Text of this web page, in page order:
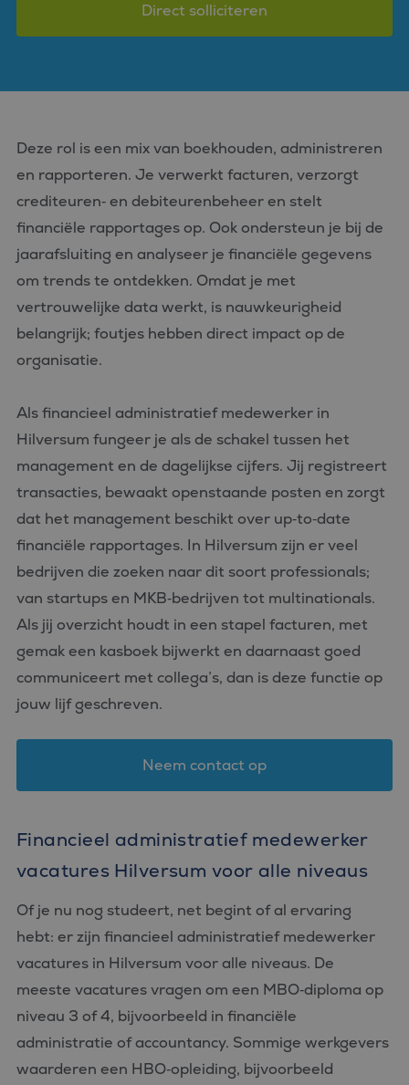
Direct solliciteren
Deze rol is een mix van boekhouden, administreren
en rapporteren. Je verwerkt facturen, verzorgt
crediteuren‑ en debiteurenbeheer en stelt
financiële rapportages op. Ook ondersteun je bij de
jaarafsluiting en analyseer je financiële gegevens
om trends te ontdekken. Omdat je met
vertrouwelijke data werkt, is nauwkeurigheid
belangrijk; foutjes hebben direct impact op de
organisatie.
Als financieel administratief medewerker in
Hilversum fungeer je als de schakel tussen het
management en de dagelijkse cijfers. Jij registreert
transacties, bewaakt openstaande posten en zorgt
dat het management beschikt over up‑to‑date
financiële rapportages. In Hilversum zijn er veel
bedrijven die zoeken naar dit soort professionals;
van startups en MKB‑bedrijven tot multinationals.
Als jij overzicht houdt in een stapel facturen, met
gemak een kasboek bijwerkt en daarnaast goed
communiceert met collega’s, dan is deze functie op
jouw lijf geschreven.
Neem contact op
Financieel administratief medewerker
vacatures Hilversum voor alle niveaus
Of je nu nog studeert, net begint of al ervaring
hebt: er zijn financieel administratief medewerker
vacatures in Hilversum voor alle niveaus. De
meeste vacatures vragen om een MBO‑diploma op
niveau 3 of 4, bijvoorbeeld in financiële
administratie of accountancy. Sommige werkgevers
waarderen een HBO‑opleiding, bijvoorbeeld